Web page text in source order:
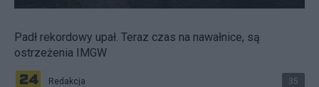
Padł rekordowy upał. Teraz czas na nawałnice, są
ostrzeżenia IMGW
Redakcja 35